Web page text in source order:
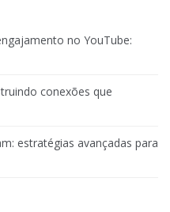
no YouTube:
conexões que
estratégias avançadas para